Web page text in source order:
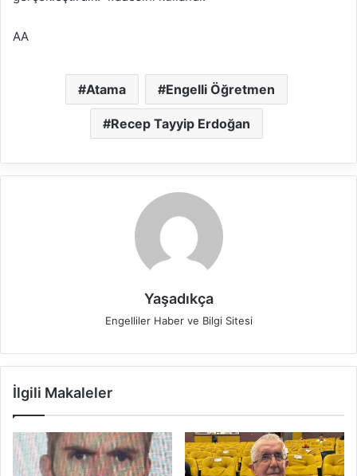
AA
Atama Engelli Öğretmen
Recep Tayyip Erdoğan
Yaşadıkça
Engelliler Haber ve Bilgi Sitesi
İlgili Makaleler